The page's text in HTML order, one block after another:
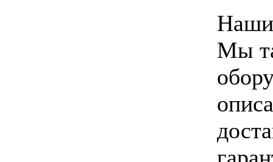
Наши
Мы